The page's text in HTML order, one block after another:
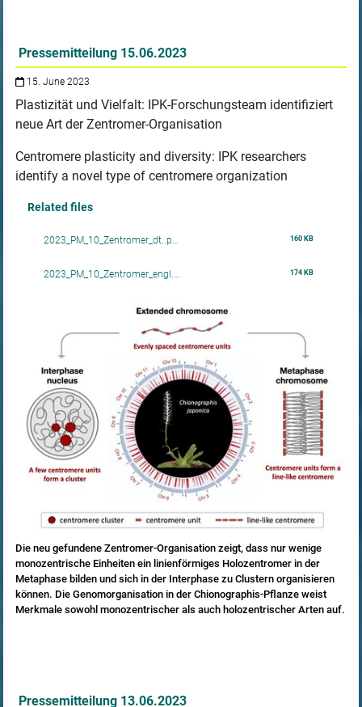
Pressemitteilung 15.06.2023
15. June 2023
Plastizität und Vielfalt: IPK-Forschungsteam identifiziert
neue Art der Zentromer-Organisation
Centromere plasticity and diversity: IPK researchers
identify a novel type of centromere organization
Related files
2023_PM_10_Zentromer_dt..p… 160 KB
2023_PM_10_Zentromer_engl.… 174 KB
Die neu gefundene Zentromer-Organisation zeigt, dass nur wenige
monozentrische Einheiten ein linienförmiges Holozentromer in der
Metaphase bilden und sich in der Interphase zu Clustern organisieren
können. Die Genomorganisation in der Chionographis-Pflanze weist
Merkmale sowohl monozentrischer als auch holozentrischer Arten auf.
Pressemitteilung 13.06.2023